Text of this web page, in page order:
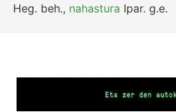
Heg. beh., nahastura Ipar. g.e.